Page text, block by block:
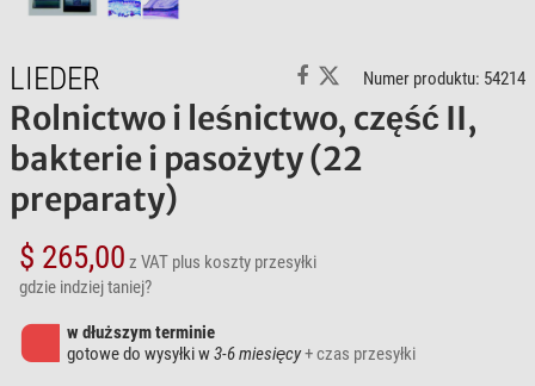
LIEDER Numer produktu: 54214
Rolnictwo i leśnictwo, część II,
bakterie i pasożyty (22
preparaty)
$ 265,00 z VAT plus koszty przesyłki
gdzie indziej taniej?
w dłuższym terminie
gotowe do wysyłki w3-6 miesięcy+ czas przesyłki